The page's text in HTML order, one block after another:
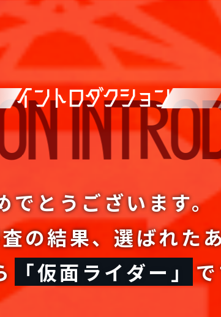
イントロダクション
でとうございます。
の結果、選ばれた
「仮面ライダー」 で